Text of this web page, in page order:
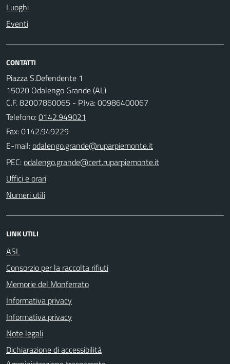
Luoghi
Eventi
CONTATTI
Piazza S.Defendente 1
15020 Odalengo Grande (AL)
C.F. 82007860065 - P.Iva: 00986400067
Telefono:0142.949021
Fax: 0142.949229
E-mail:
PEC:
Uffici e orari
Numeri utili
LINK UTILI
ASL
Consorzio per la raccolta rifiuti
Memorie del Monferrato
Informativa privacy
Informativa privacy
Note legali
Dichiarazione di accessibilità